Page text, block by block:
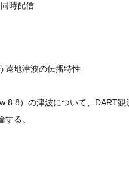
信
遠地津波の伝播特性
8.8）の津波について、DART
る。